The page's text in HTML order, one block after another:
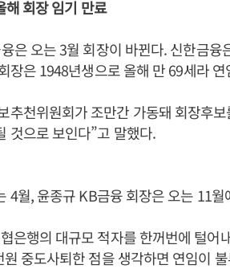
회장 임기 만료
은 오는 3월 회장이 바뀐다. 신한금융
장은 1948년생으로 올해 만 69세라
추천위원회가 조만간 가동돼 회장후
것으로 보인다”고 말했다.
4월, 윤종규 KB금융 회장은 오는 11
은행의 대규모 적자를 한꺼번에 털어
중도사퇴한 점을 생각하면 연임이